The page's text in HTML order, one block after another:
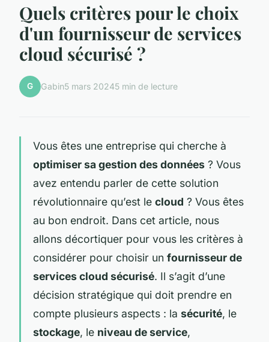
Quels critères pour le choix
d'un fournisseur de services
cloud sécurisé ?
G Gabin5 mars 20245 min de lecture
Vous êtes une entreprise qui cherche à
optimiser sa gestion des données ? Vous
avez entendu parler de cette solution
révolutionnaire qu’est le cloud ? Vous êtes
au bon endroit. Dans cet article, nous
allons décortiquer pour vous les critères à
considérer pour choisir un fournisseur de
services cloud sécurisé. Il s’agit d’une
décision stratégique qui doit prendre en
compte plusieurs aspects : la sécurité, le
stockage, le niveau de service,